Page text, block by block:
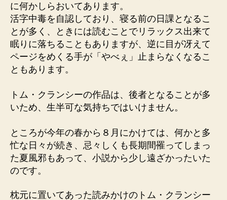
が
凄
い！
へ
の
に何かしらおいてあります。
活字中毒を自認しており、寝る前の日課となるこ
とが多く、ときには読むことでリラックス出来て
眠りに落ちることもありますが、逆に目が冴えて
ページをめくる手が「やべぇ」止まらなくなるこ
ともあります。
トム・クランシーの作品は、後者となることが多
いため、生半可な気持ちではいけません。
ところが今年の春から８月にかけては、何かと多
忙な日々が続き、忌々しくも長期間罹ってしまっ
た夏風邪もあって、小説から少し遠ざかったいた
のです。
枕元に置いてあった読みかけのトム・クランシー